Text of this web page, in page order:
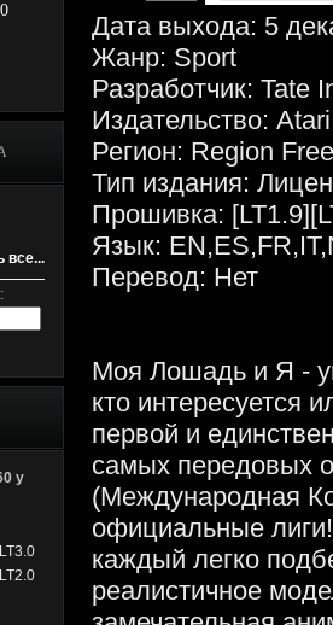
все...
у
Дата выхода: 5
Жанр: Sport
Разработчик: Tate
Издательство: Atari
Регион: Region Free
Тип издания:
Прошивка:
Язык:
Перевод: Нет
Моя Лошадь и Я -
кто интересуется
первой и
самых передовых
(Международная
официальные
каждый легко
реалистичное